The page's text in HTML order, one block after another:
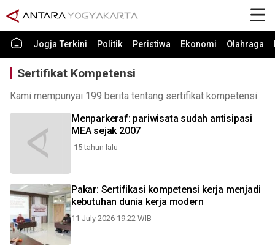
Jogja Terkini Politik Peristiwa Ekonomi Olahraga
Sertifikat Kompetensi
Kami mempunyai 199 berita tentang sertifikat kompetensi.
Menparkeraf: pariwisata sudah antisipasi
MEA sejak 2007
-15 tahun lalu
Pakar: Sertifikasi kompetensi kerja menjadi
kebutuhan dunia kerja modern
11 July 2026 19:22 WIB